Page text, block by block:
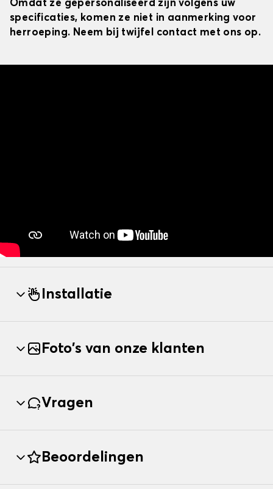
Omdat ze gepersonaliseerd zijn volgens uw
specificaties, komen ze niet in aanmerking voor
herroeping. Neem bij twijfel contact met ons op.
Installatie
Foto's van onze klanten
Vragen
Beoordelingen